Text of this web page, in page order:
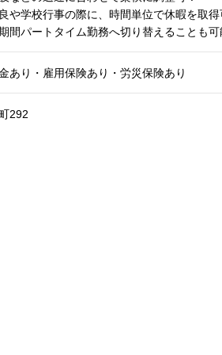
や学校行事の際に、時間単位で休暇を取得
間パートタイム勤務へ切り替えることも可
あり・雇用保険あり・労災保険あり
292